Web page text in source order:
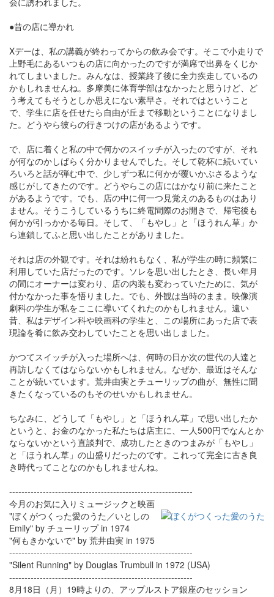
●昔の店に導かれ
Xデーは、私の講義が終わってからの飲み会です。そこで小走りで
上野毛にあるいつもの店に向かったのですが満席で出鼻をくじか
れてしまいました。みんなは、授業終了後に全力疾走しているの
かもしれませんね。多摩美に体育学部はなかったと思うけど、ど
う考えてもそうとしか思えにない素早さ。それではということ
で、学生に店を任せたら自由が丘まで移動ということになりまし
た。どうやら彼らの行きつけの店があるようです。
で、店に着くと私の中で何かのスイッチが入ったのですが、それ
が何なのかしばらく分かりませんでした。そして乾杯に続いてい
ろいろと話が弾む中で、少しずつ私に何かが覆いかぶさるような
感じがしてきたのです。どうやらこの店にはかなり前に来たこと
があるようです。でも、店の中に何一つ見覚えのあるものはあり
ません。そうこうしているうちに終電間際のお開きで、帰宅後も
何かが引っかかる毎日。そして、「もやし」と「ほうれん草」か
ら連鎖してふと思い出したことがありました。
それは店の外観です。それは紛れもなく、私が学生の時に頻繁に
利用していた店だったのです。ソレを思い出したとき、長い年月
の間にオーナーは変わり、店の内装も変わっていたために、気が
付かなかった事を悟りました。でも、外観は当時のまま。映像演
劇科の学生が私をここに導いてくれたのかもしれません。遠い
昔、私はデザイン科や映画科の学生と、この場所にあった店で表
現論を肴に飲み交わしていたことを思い出しました。
かつてスイッチが入った場所へは、何時の日か次の世代の人達と
再訪しなくてはならないかもしれません。なぜか、最近はそんな
ことが続いています。荒井由実とチューリップの曲が、無性に聞
きたくなっているのもそのせいかもしれません。
ちなみに、どうして「もやし」と「ほうれん草」で思い出したか
というと、お金のなかった私たちは店主に、一人500円でなんとか
ならないかという直談判で、成功したときのつまみが「もやし」
と「ほうれん草」の山盛りだったのです。これって完全に古き良
き時代ってことなのかもしれませんね。
------------------------------------------------------------
今月のお気に入りミュージックと映画
"ぼくがつくった愛のうた／いとしの
Emily" by チューリップ in 1974
"何もきかないで" by 荒井由実 in 1975
------------------------------------------------------------
"Silent Running" by Douglas Trumbull in 1972 (USA)
------------------------------------------------------------
8月18日（月）19時よりの、アップルストア銀座のセッション